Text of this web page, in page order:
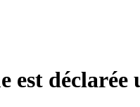
déclarée